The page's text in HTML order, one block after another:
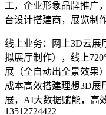
工，企业形象品牌推广
台设计搭建商，展览制
线上业务：网上3D云展
拟展厅制作），线上
展（全自动出全景效果
成本高效搭建理想3D展
展，AI大数据赋能，高
13512724422